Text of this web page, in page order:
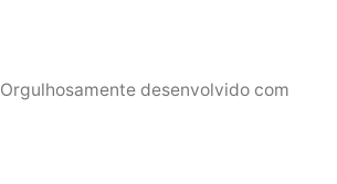
Orgulhosamente desenvolvido com